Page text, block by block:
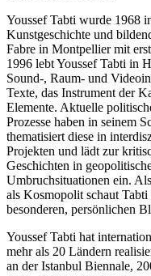
Youssef Tabti wurde 1968
Kunstgeschichte und
Fabre in Montpellier mit
1996 lebt Youssef Tabti in
Sound-, Raum- und
Texte, das Instrument der
Elemente. Aktuelle
Prozesse haben in seinem
thematisiert diese in
Projekten und lädt zur
Geschichten in
Umbruchsituationen ein.
als Kosmopolit schaut
besonderen, persönlichen
Youssef Tabti hat
mehr als 20 Ländern
an der Istanbul Biennale,